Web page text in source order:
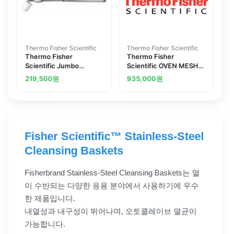
Thermo Fisher Scientific
Thermo Fisher
Scientific Jumbo
Crucible Tongs
219,500원
Thermo Fisher Scientific
Thermo Fisher
Scientific OVEN MESH
SHEETS 23X23CM
935,000원
Fisher Scientific™ Stainless-Steel
Cleansing Baskets
Fisherbrand Stainless-Steel Cleansing Baskets는 열
이 수반되는 다양한 응용 분야에서 사용하기에 우수
한 제품입니다.
내열성과 내구성이 뛰어나며, 오토클레이브 멸균이
가능합니다.